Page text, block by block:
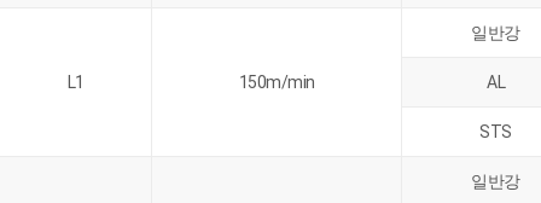
L1 150m/min
일반강
AL
STS
일반강